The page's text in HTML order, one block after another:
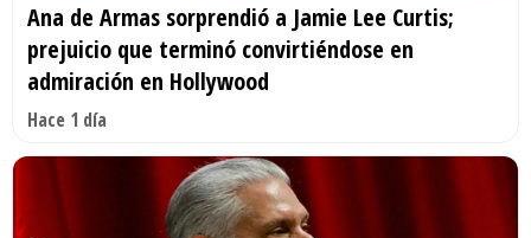
Ana de Armas sorprendió a Jamie Lee Curtis;
prejuicio que terminó convirtiéndose en
admiración en Hollywood
Hace 1 día